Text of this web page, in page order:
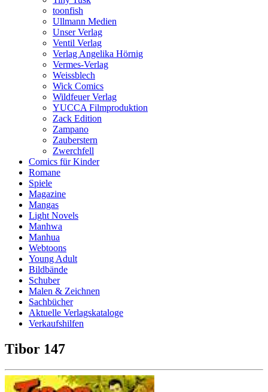
toonfish
Ullmann Medien
Unser Verlag
Ventil Verlag
Verlag Angelika Hörnig
Vermes-Verlag
Weissblech
Wick Comics
Wildfeuer Verlag
YUCCA Filmproduktion
Zack Edition
Zampano
Zauberstern
Zwerchfell
Comics für Kinder
Romane
Spiele
Magazine
Mangas
Light Novels
Manhwa
Manhua
Webtoons
Young Adult
Bildbände
Schuber
Malen & Zeichnen
Sachbücher
Aktuelle Verlagskataloge
Verkaufshilfen
Tibor 147